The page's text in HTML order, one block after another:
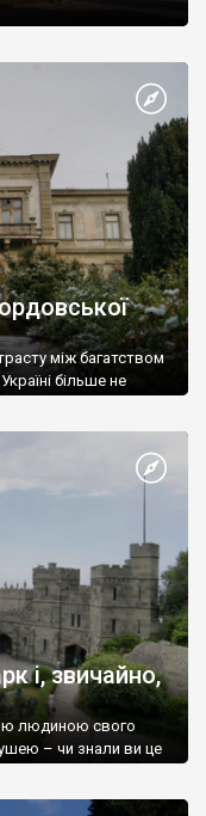
між багатством
більше не
і, звичайно,
людиною свого
– чи знали ви це